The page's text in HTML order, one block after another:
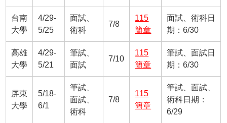
台南
大學
4/29-
5/25
面試、
術科
7/8
115
簡章
面試、術科日
期：6/30
高雄
大學
4/29-
5/21
筆試、
面試
7/10
115
簡章
筆試、面試日
期：6/30
屏東
大學
5/18-
6/1
筆試、
面試、
術科
7/8
115
簡章
筆試、面試、
術科日期：
6/29